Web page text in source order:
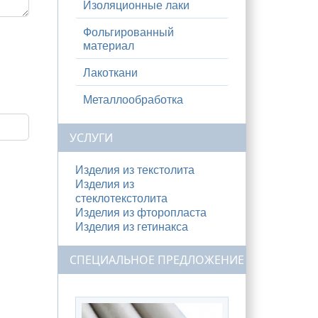
Изоляционные лаки
Фольгированный
материал
Лакоткани
Металлообработка
УСЛУГИ
Изделия из текстолита
Изделия из
стеклотекстолита
Изделия из фторопласта
Изделия из гетинакса
СПЕЦИАЛЬНОЕ ПРЕДЛОЖЕНИЕ